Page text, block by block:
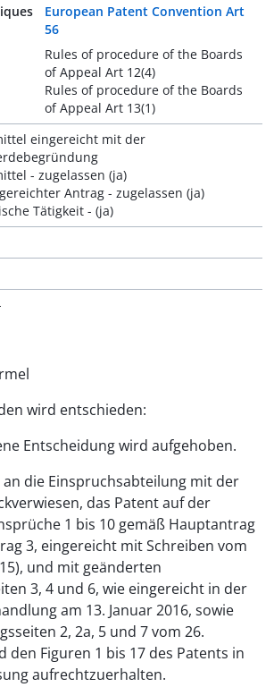
European Patent Convention Art
56
Rules of procedure of the Boards
of Appeal Art 12(4)
Rules of procedure of the Boards
of Appeal Art 13(1)
eingereicht mit der
- zugelassen (ja)
Antrag - zugelassen (ja)
Tätigkeit - (ja)
wird entschieden:
Entscheidung wird aufgehoben.
an die Einspruchsabteilung mit der
das Patent auf der
1 bis 10 gemäß Hauptantrag
3, eingereicht mit Schreiben vom
und mit geänderten
3, 4 und 6, wie eingereicht in der
am 13. Januar 2016, sowie
2, 2a, 5 und 7 vom 26.
den Figuren 1 bis 17 des Patents in
aufrechtzuerhalten.